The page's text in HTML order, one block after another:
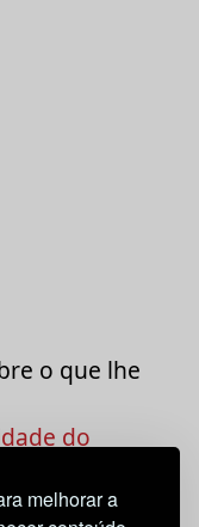
melhorar a
o que lhe
do